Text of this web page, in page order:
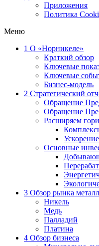
Приложения
Политика
Меню
1 О «Норникеле»
Краткий обзор
Ключевые
Ключевые
Бизнес-модель
2 Стратегический
Обращение
Обращение
Расширяем
Основные
3 Обзор рынка
Никель
Медь
Палладий
Платина
4 Обзор бизнеса